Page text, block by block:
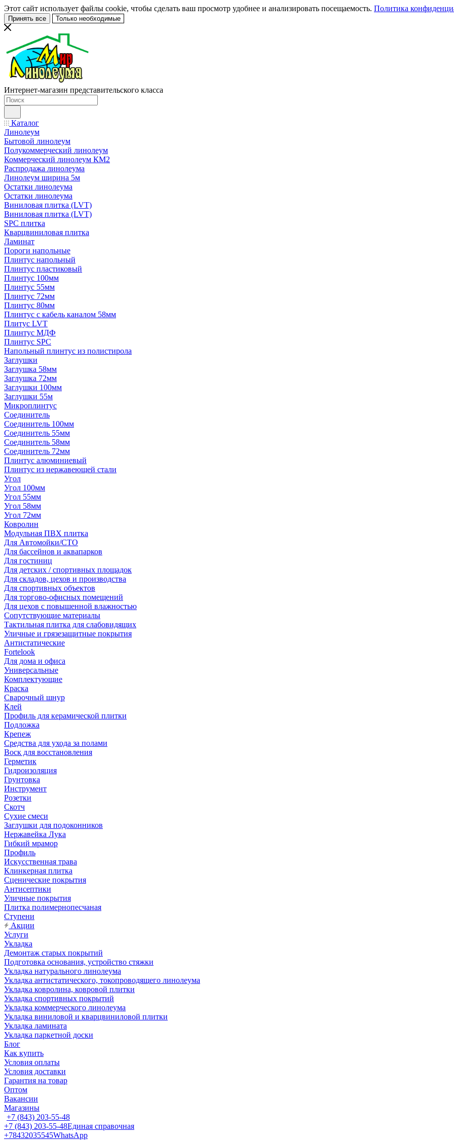
Этот сайт использует файлы cookie, чтобы сделать ваш просмотр удобнее и анализировать посещаемость. Политика
Принять все Только необходимые
Интернет-магазин представительского класса
Каталог
Линолеум
Бытовой линолеум
Полукоммерческий линолеум
Коммерческий линолеум КМ2
Распродажа линолеума
Линолеум ширина 5м
Остатки линолеума
Остатки линолеума
Виниловая плитка (LVT)
Виниловая плитка (LVT)
SPC плитка
Кварцвиниловая плитка
Ламинат
Пороги напольные
Плинтус напольный
Плинтус пластиковый
Плинтус 100мм
Плинтус 55мм
Плинтус 72мм
Плинтус 80мм
Плинтус с кабель каналом 58мм
Плитус LVT
Плинтус МДФ
Плинтус SPC
Напольный плинтус из полистирола
Заглушки
Заглушка 58мм
Заглушка 72мм
Заглушки 100мм
Заглушки 55м
Микроплинтус
Соединитель
Соединитель 100мм
Соединитель 55мм
Соединитель 58мм
Соединитель 72мм
Плинтус алюминиевый
Плинтус из нержавеющей стали
Угол
Угол 100мм
Угол 55мм
Угол 58мм
Угол 72мм
Ковролин
Модульная ПВХ плитка
Для Автомойки/СТО
Для бассейнов и аквапарков
Для гостиниц
Для детских / спортивных площадок
Для складов, цехов и производства
Для спортивных объектов
Для торгово-офисных помещений
Для цехов с повышенной влажностью
Сопутствующие материалы
Тактильная плитка для слабовидящих
Уличные и грязезащитные покрытия
Антистатические
Fortelook
Для дома и офиса
Универсальные
Комплектующие
Краска
Сварочный шнур
Клей
Профиль для керамической плитки
Подложка
Крепеж
Средства для ухода за полами
Воск для восстановления
Герметик
Гидроизоляция
Грунтовка
Инструмент
Розетки
Скотч
Сухие смеси
Заглушки для подоконников
Нержавейка Лука
Гибкий мрамор
Профиль
Искусственная трава
Клинкерная плитка
Сценические покрытия
Антисептики
Уличные покрытия
Плитка полимернопесчаная
Ступени
Акции
Услуги
Укладка
Демонтаж старых покрытий
Подготовка основания, устройство стяжки
Укладка натурального линолеума
Укладка антистатического, токопроводящего линолеума
Укладка ковролина, ковровой плитки
Укладка спортивных покрытий
Укладка коммерческого линолеума
Укладка виниловой и кварцвиниловой плитки
Укладка ламината
Укладка паркетной доски
Блог
Как купить
Условия оплаты
Условия доставки
Гарантия на товар
Оптом
Вакансии
Магазины
+7 (843) 203-55-48
+7 (843) 203-55-48Единая справочная
+78432035545WhatsApp